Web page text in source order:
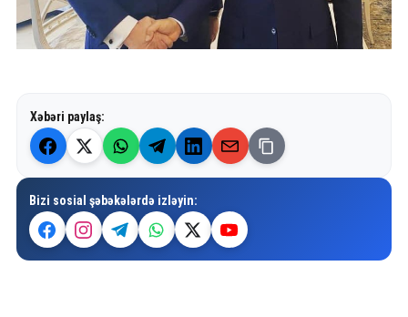
Xəbəri paylaş:
Bizi sosial şəbəkələrdə izləyin: